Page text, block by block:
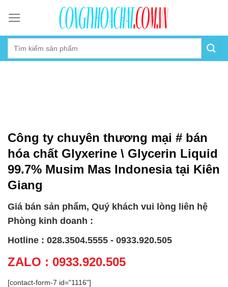
content
Công ty chuyên thương mại # bán
hóa chất Glyxerine \ Glycerin Liquid
99.7% Musim Mas Indonesia tại Kiên
Giang
Giá bán sản phẩm, Quý khách vui lòng liên hệ
Phòng kinh doanh :
Hotline : 028.3504.5555 - 0933.920.505
ZALO : 0933.920.505
[contact-form-7 id="1116"]